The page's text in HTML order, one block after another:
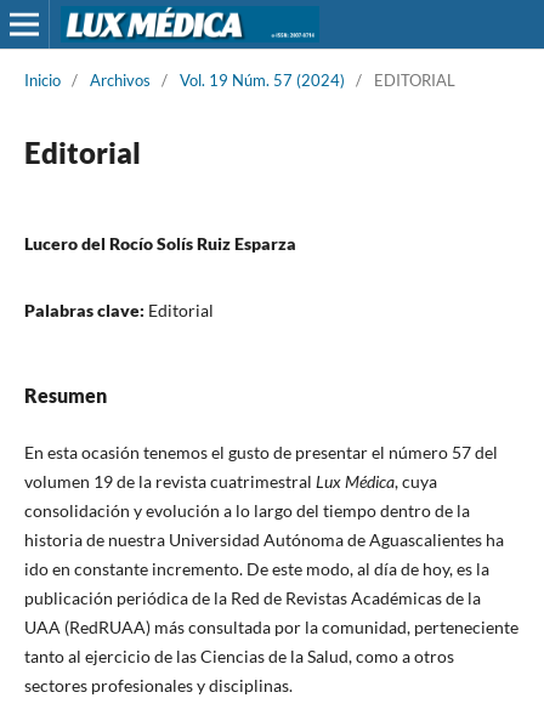
Inicio / Archivos / Vol. 19 Núm. 57 (2024) / EDITORIAL
Editorial
Lucero del Rocío Solís Ruiz Esparza
Palabras clave: Editorial
Resumen
En esta ocasión tenemos el gusto de presentar el número 57 del
volumen 19 de la revista cuatrimestral Lux Médica, cuya
consolidación y evolución a lo largo del tiempo dentro de la
historia de nuestra Universidad Autónoma de Aguascalientes ha
ido en constante incremento. De este modo, al día de hoy, es la
publicación periódica de la Red de Revistas Académicas de la
UAA (RedRUAA) más consultada por la comunidad, perteneciente
tanto al ejercicio de las Ciencias de la Salud, como a otros
sectores profesionales y disciplinas.